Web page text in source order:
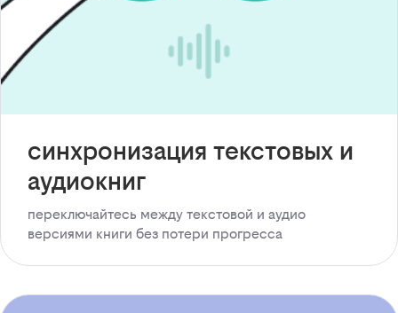
синхронизация текстовых и
аудиокниг
переключайтесь между текстовой и аудио
версиями книги без потери прогресса